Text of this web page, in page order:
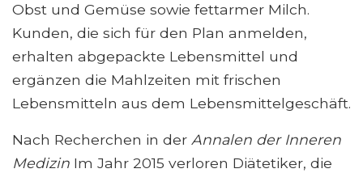
Obst und Gemüse sowie fettarmer Milch.
Kunden, die sich für den Plan anmelden,
erhalten abgepackte Lebensmittel und
ergänzen die Mahlzeiten mit frischen
Lebensmitteln aus dem Lebensmittelgeschäft.
Nach Recherchen in der Annalen der Inneren
Medizin Im Jahr 2015 verloren Diätetiker, die